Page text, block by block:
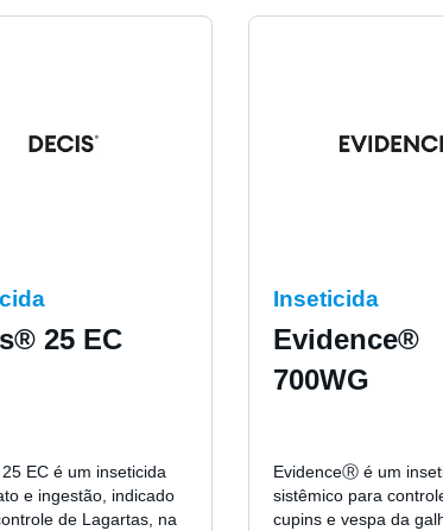
25 EC
EC é um inseticida
e ingestão, indicado
de Lagartas, na
Inseticida
Evidence®
700WG
EvidenceⓇ é um
sistêmico para
cupins e vespa da